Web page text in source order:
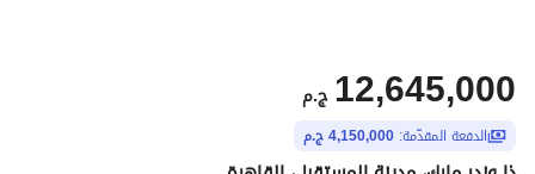
ج.م 12,645,000
الدفعة المقدّمة: 4,150,000 ج.م